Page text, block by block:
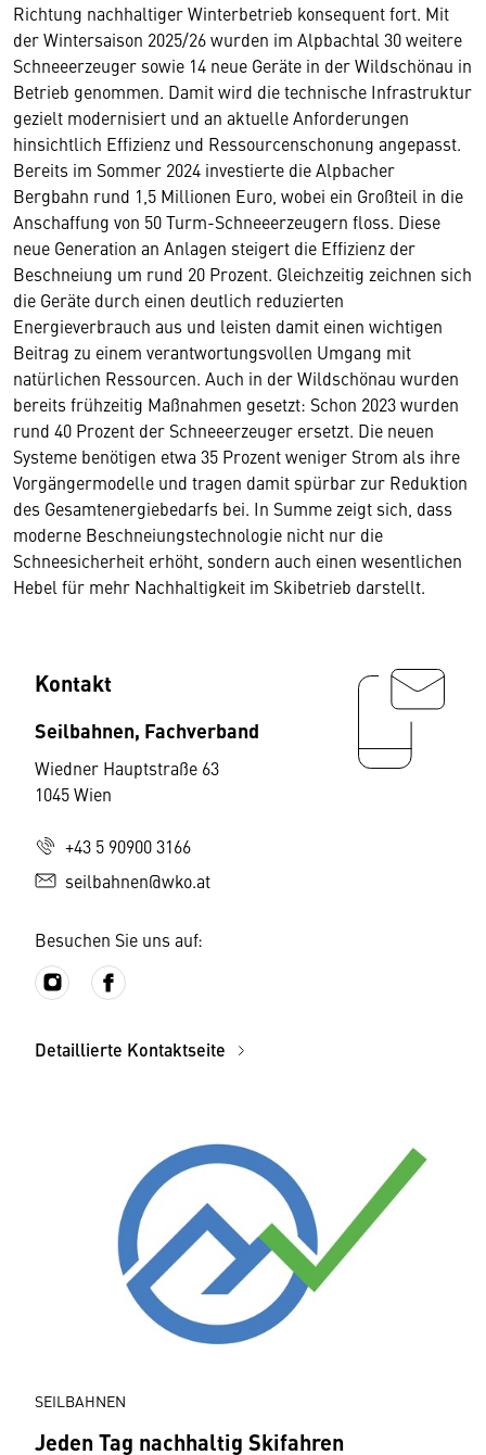
Richtung nachhaltiger Winterbetrieb konsequent fort. Mit
der Wintersaison 2025/26 wurden im Alpbachtal 30 weitere
Schneeerzeuger sowie 14 neue Geräte in der Wildschönau in
Betrieb genommen. Damit wird die technische Infrastruktur
gezielt modernisiert und an aktuelle Anforderungen
hinsichtlich Effizienz und Ressourcenschonung angepasst.
Bereits im Sommer 2024 investierte die Alpbacher
Bergbahn rund 1,5 Millionen Euro, wobei ein Großteil in die
Anschaffung von 50 Turm-Schneeerzeugern floss. Diese
neue Generation an Anlagen steigert die Effizienz der
Beschneiung um rund 20 Prozent. Gleichzeitig zeichnen sich
die Geräte durch einen deutlich reduzierten
Energieverbrauch aus und leisten damit einen wichtigen
Beitrag zu einem verantwortungsvollen Umgang mit
natürlichen Ressourcen. Auch in der Wildschönau wurden
bereits frühzeitig Maßnahmen gesetzt: Schon 2023 wurden
rund 40 Prozent der Schneeerzeuger ersetzt. Die neuen
Systeme benötigen etwa 35 Prozent weniger Strom als ihre
Vorgängermodelle und tragen damit spürbar zur Reduktion
des Gesamtenergiebedarfs bei. In Summe zeigt sich, dass
moderne Beschneiungstechnologie nicht nur die
Schneesicherheit erhöht, sondern auch einen wesentlichen
Hebel für mehr Nachhaltigkeit im Skibetrieb darstellt.
Kontakt
Seilbahnen, Fachverband
Wiedner Hauptstraße 63
1045 Wien
+43 5 90900 3166
seilbahnen@wko.at
Besuchen Sie uns auf:
Detaillierte Kontaktseite
SEILBAHNEN
Jeden Tag nachhaltig Skifahren